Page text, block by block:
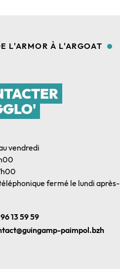
L'ARMOR À L'ARGOAT
vendredi
fermé le lundi après-
13 59 59
paimpol.bzh